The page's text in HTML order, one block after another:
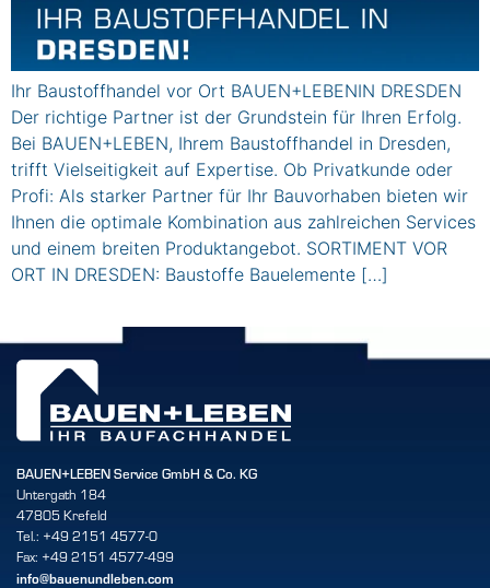
Ihr Baustoffhandel vor Ort BAUEN+LEBENIN DRESDEN
Der richtige Partner ist der Grundstein für Ihren Erfolg.
Bei BAUEN+LEBEN, Ihrem Baustoffhandel in Dresden,
trifft Vielseitigkeit auf Expertise. Ob Privatkunde oder
Profi: Als starker Partner für Ihr Bauvorhaben bieten wir
Ihnen die optimale Kombination aus zahlreichen Services
und einem breiten Produktangebot. SORTIMENT VOR
ORT IN DRESDEN: Baustoffe Bauelemente […]
BAUEN+LEBEN Service GmbH & Co. KG
Untergath 184
47805 Krefeld
Tel.: +49 2151 4577-0
Fax: +49 2151 4577-499
info@bauenundleben.com